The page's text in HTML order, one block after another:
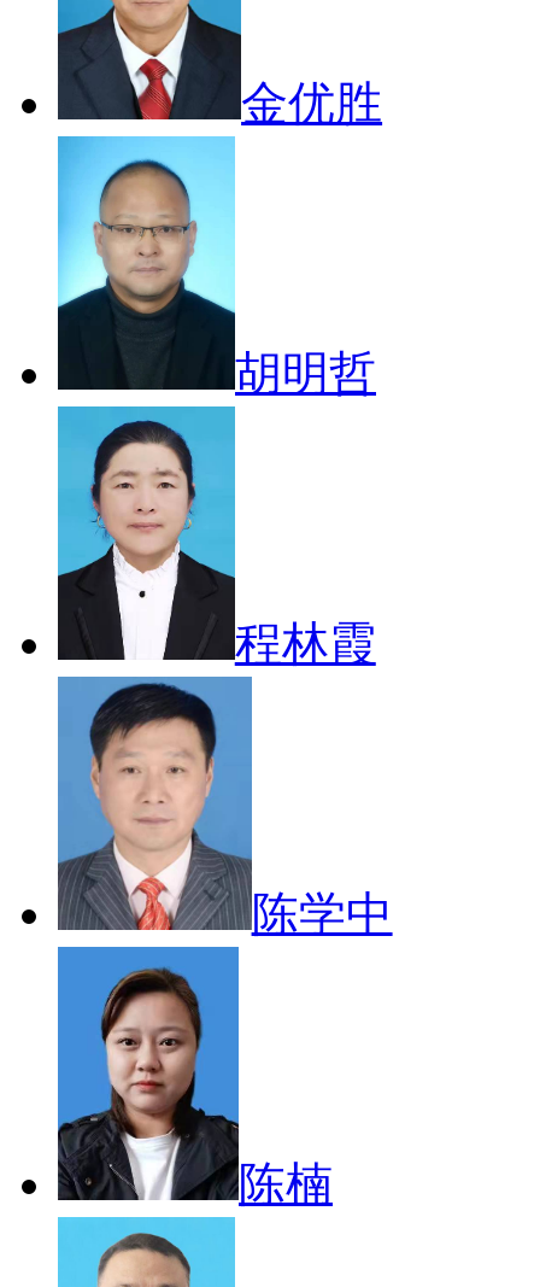
金优胜
胡明哲
程林霞
陈学中
陈楠